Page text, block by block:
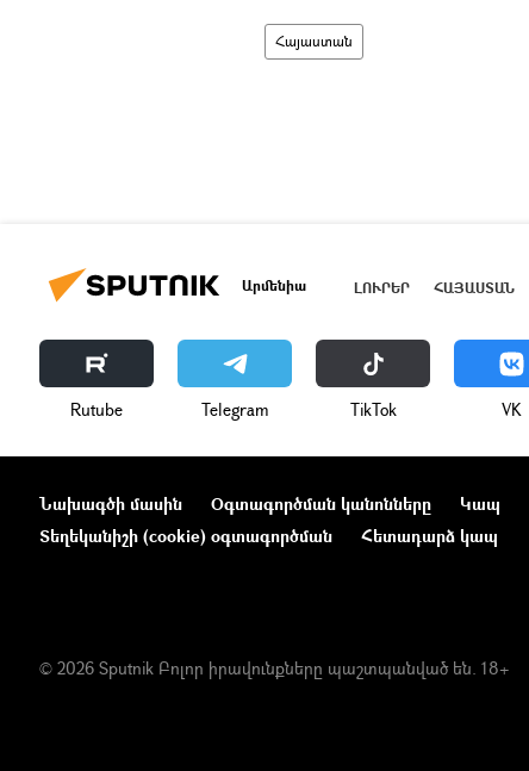
Հայաստան
Արմենիա ԼՈՒՐԵՐ ՀԱՅԱՍՏԱՆ
Rutube Telegram ТikТоk VK
Նախագծի մասին Օգտագործման կանոնները Կապ
Տեղեկանիշի (cookie) օգտագործման
Հետադարձ կապ
© 2026 Sputnik Բոլոր իրավունքները պաշտպանված են. 18+